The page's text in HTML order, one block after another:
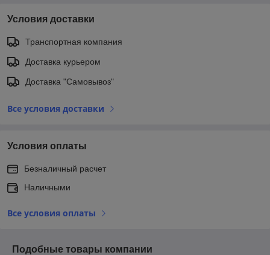
Условия доставки
Транспортная компания
Доставка курьером
Доставка "Самовывоз"
Все условия доставки
Условия оплаты
Безналичный расчет
Наличными
Все условия оплаты
Подобные товары компании